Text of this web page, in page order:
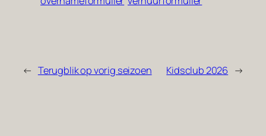
← Terugblik op vorig seizoen Kidsclub 2026 →